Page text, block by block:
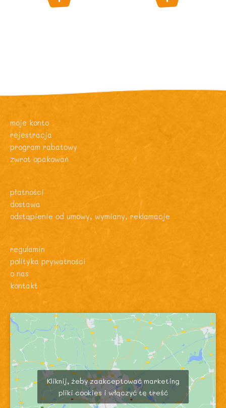
moje konto
rejestracja
program rabatowy
zwrot opakowań
płatności
dostawa
odstąpienie od umowy, wymiany, reklamacje
regulamin
polityka prywatności
o nas
kontakt
Kliknij, żeby zaakceptować marketing
pliki cookies i włączyć tę treść